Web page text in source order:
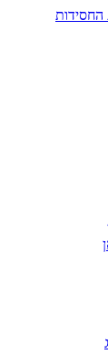
החסידות